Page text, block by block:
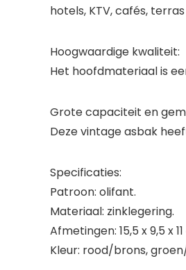
hotels, KTV, cafés, terras
Hoogwaardige kwaliteit:
Het hoofdmateriaal is
Grote capaciteit en
Deze vintage asbak
Specificaties:
Patroon: olifant.
Materiaal: zinklegering.
Afmetingen: 15,5 x 9,5 x
Kleur: rood/brons,